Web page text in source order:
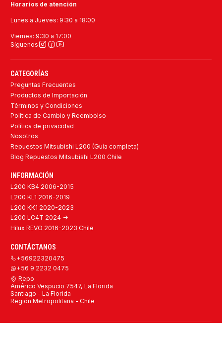
Horarios de atención
Lunes a Jueves: 9:30 a 18:00
Viernes: 9:30 a 17:00
Síguenos
CATEGORÍAS
Preguntas Frecuentes
Productos de Importación
Términos y Condiciones
Política de Cambio y Reembolso
Política de privacidad
Nosotros
Repuestos Mitsubishi L200 (Guía completa)
Blog Repuestos Mitsubishi L200 Chile
INFORMACIÓN
L200 KB4 2006-2015
L200 KL1 2016-2019
L200 KK1 2020-2023
L200 LC4T 2024 ->
Hilux REVO 2016-2023 Chile
CONTÁCTANOS
+56922320475
+56 9 2232 0475
Repo
Américo Vespucio 7547, La Florida
Santiago - La Florida
Región Metropolitana - Chile